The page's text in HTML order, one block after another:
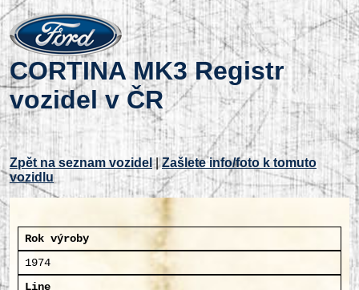
CORTINA MK3 Registr
vozidel v ČR
Zpět na seznam vozidel |Zašlete info/foto k tomuto
vozidlu
Rok výroby
1974
Line